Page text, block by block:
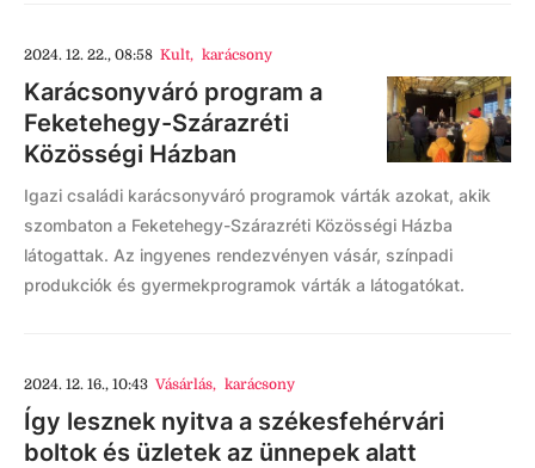
2024. 12. 22., 08:58 Kult, karácsony
Karácsonyváró program a
Feketehegy-Szárazréti
Közösségi Házban
Igazi családi karácsonyváró programok várták azokat, akik
szombaton a Feketehegy-Szárazréti Közösségi Házba
látogattak. Az ingyenes rendezvényen vásár, színpadi
produkciók és gyermekprogramok várták a látogatókat.
2024. 12. 16., 10:43 Vásárlás, karácsony
Így lesznek nyitva a székesfehérvári
boltok és üzletek az ünnepek alatt